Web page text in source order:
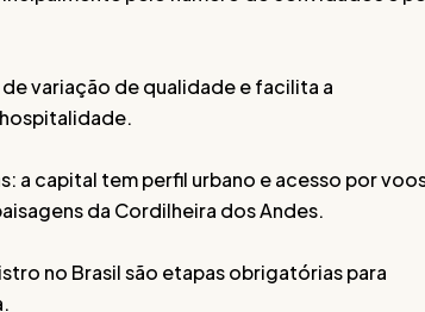
variação de qualidade e facilita a
a capital tem perfil urbano e acesso por
da Cordilheira dos Andes.
no Brasil são etapas obrigatórias para